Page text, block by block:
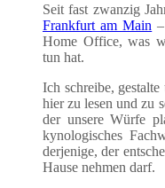
Seit fast zwan­zig
Frank­furt am Main
Home Office, was
tun hat.
Ich schrei­be,
hier zu lesen und zu
der unse­re Wür­fe
kyno­lo­gi­sches
der­je­ni­ge, der
Hau­se neh­men darf.